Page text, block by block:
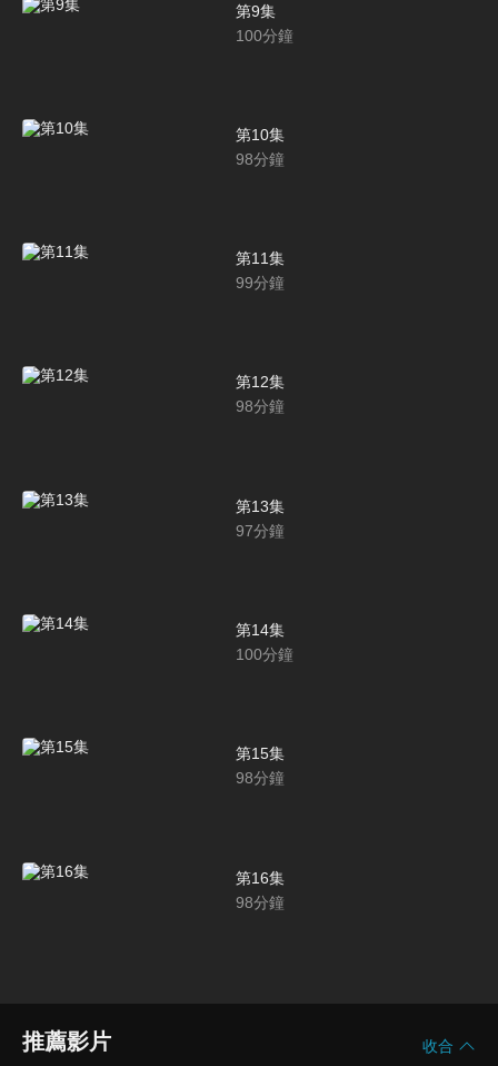
第9集
100分鐘
第10集
98分鐘
第11集
99分鐘
第12集
98分鐘
第13集
97分鐘
第14集
100分鐘
第15集
98分鐘
第16集
98分鐘
推薦影片 收合